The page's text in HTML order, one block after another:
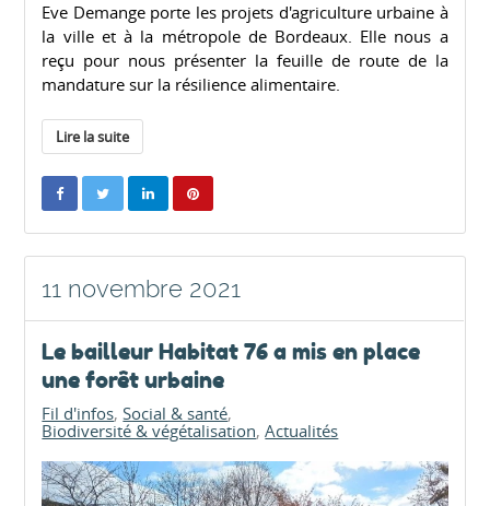
Eve Demange porte les projets d'agriculture urbaine à
la ville et à la métropole de Bordeaux. Elle nous a
reçu pour nous présenter la feuille de route de la
mandature sur la résilience alimentaire.
Lire la suite
11 novembre 2021
Le bailleur Habitat 76 a mis en place
une forêt urbaine
Fil d'infos Social & santé
Biodiversité & végétalisation Actualités